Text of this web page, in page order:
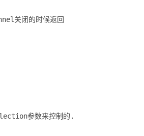
关闭的时候返回
参数来控制的.